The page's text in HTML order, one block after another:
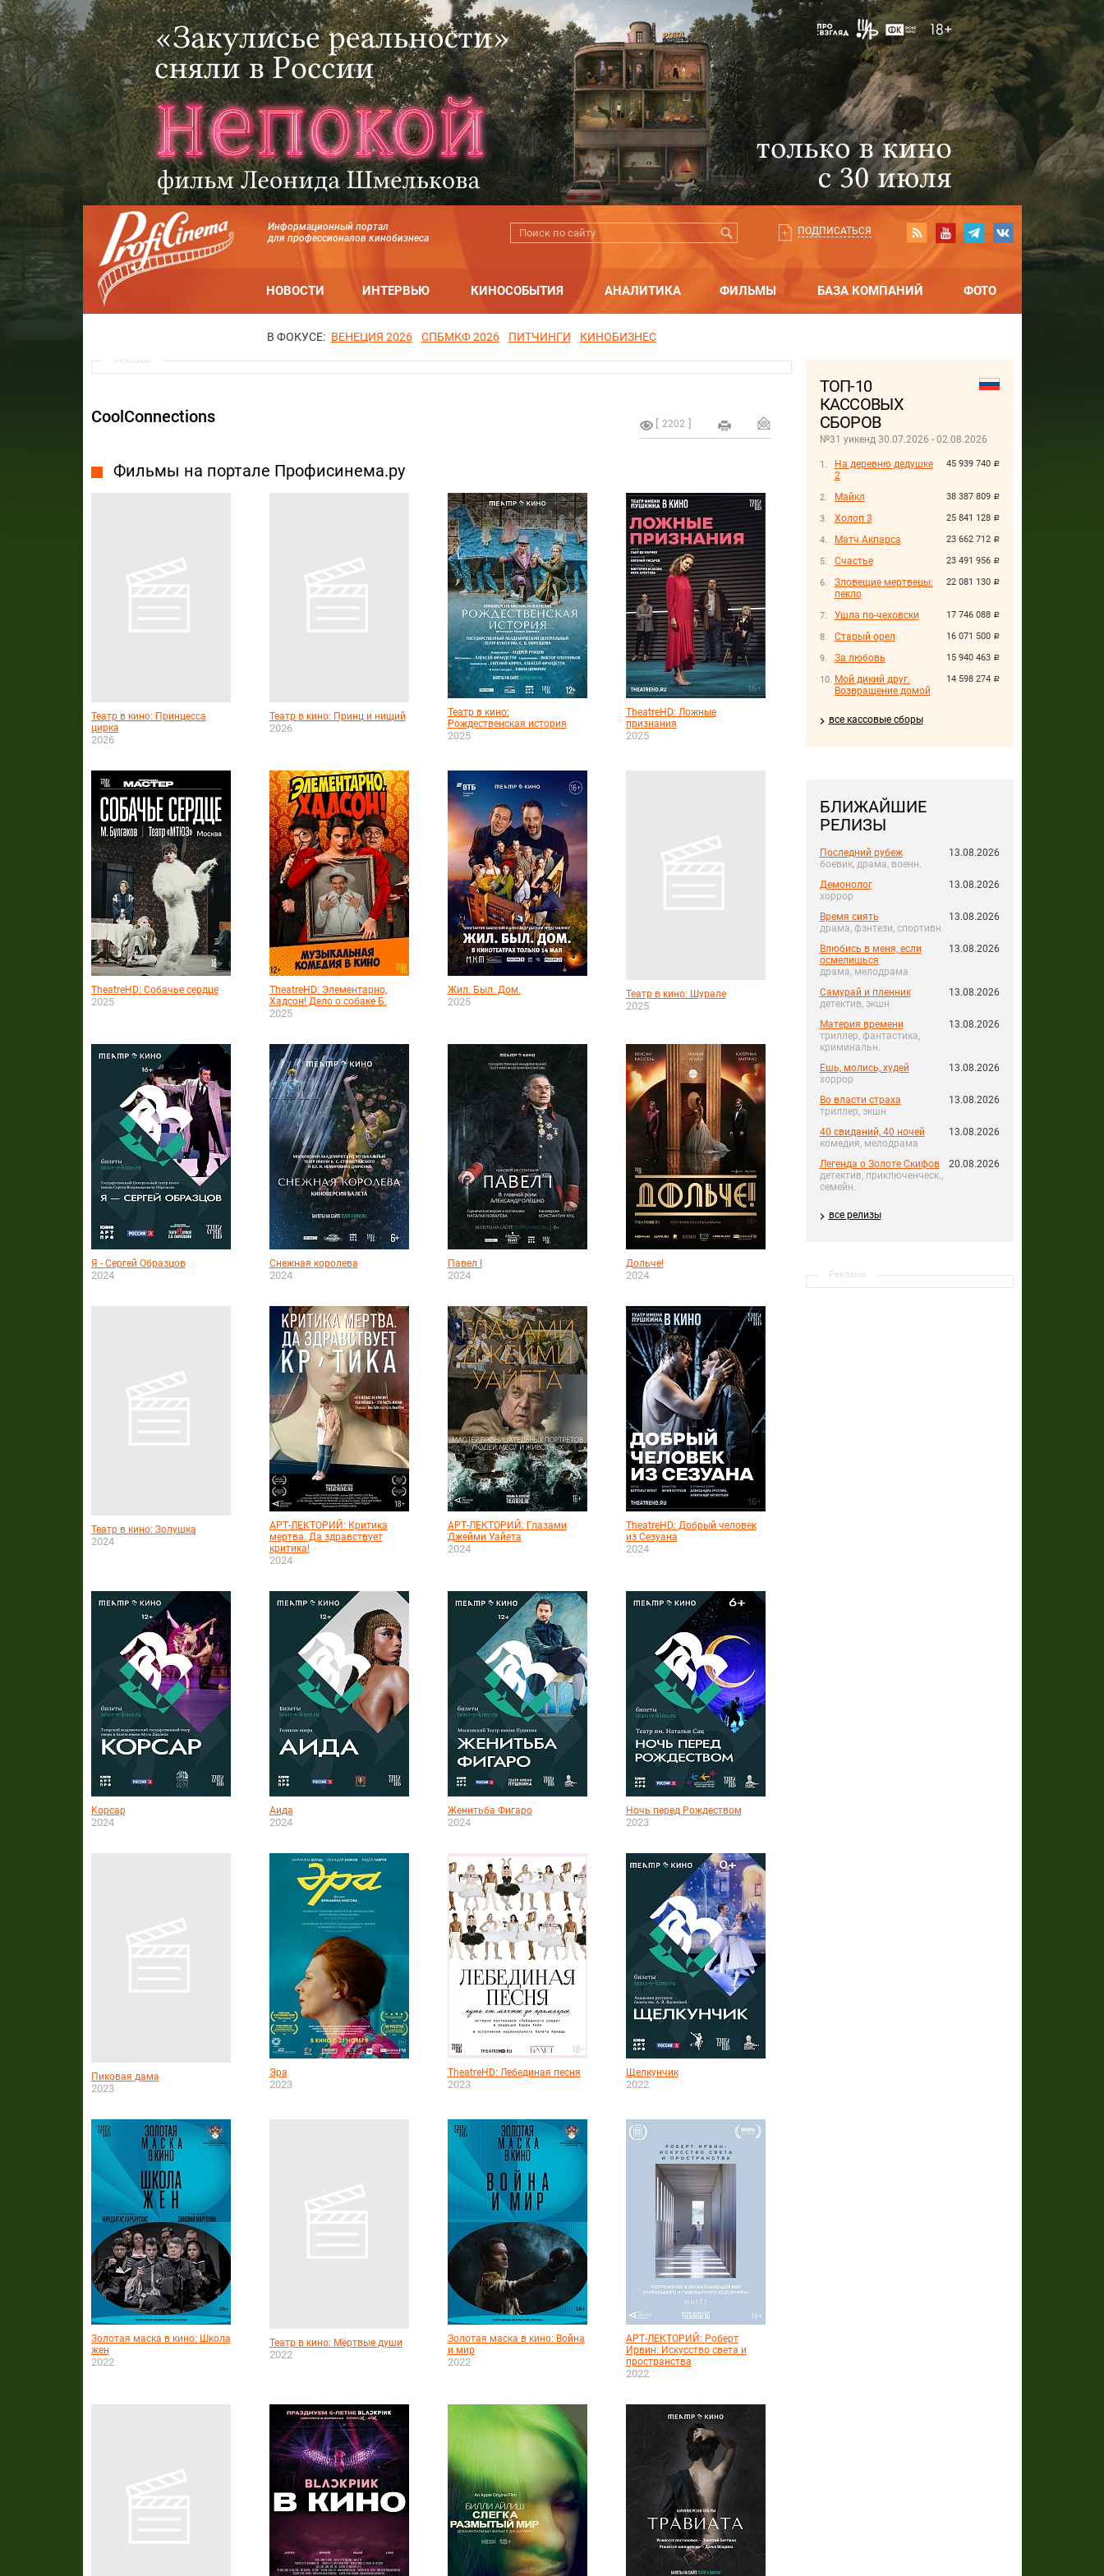
Информационный портал
для профессионалов кинобизнеса
ПОДПИСАТЬСЯ
НОВОСТИ ИНТЕРВЬЮ КИНОСОБЫТИЯ АНАЛИТИКА ФИЛЬМЫ БАЗА КОМПАНИЙ ФОТО
В ФОКУСЕ: ВЕНЕЦИЯ 2026 СПБМКФ 2026 ПИТЧИНГИ КИНОБИЗНЕС
ТОП-10
КАССОВЫХ
СБОРОВ
№31 уикенд 30.07.2026 - 02.08.2026
45 939 740 руб.
На деревню дедушке
2
38 387 809 руб.
Майкл
25 841 128 руб.
Холоп 3
23 662 712 руб.
Матч Акпарса
23 491 956 руб.
Счастье
22 081 130 руб.
Зловещие мертвецы:
пекло
17 746 088 руб.
Ушла по-чеховски
16 071 500 руб.
Старый орел
15 940 463 руб.
За любовь
14 598 274 руб.
Мой дикий друг.
Возвращение домой
все кассовые сборы
БЛИЖАЙШИЕ
РЕЛИЗЫ
Последний рубеж
боевик, драма, военн.
13.08.2026
Демонолог
хоррор
13.08.2026
Время сиять
драма, фэнтези, спортивн.
13.08.2026
Влюбись в меня, если
осмелишься
драма, мелодрама
13.08.2026
Самурай и пленник
детектив, экшн
13.08.2026
Материя времени
триллер, фантастика,
криминальн.
13.08.2026
Ешь, молись, худей
хоррор
13.08.2026
Во власти страха
триллер, экшн
13.08.2026
40 свиданий, 40 ночей
комедия, мелодрама
13.08.2026
Легенда о Золоте Скифов
детектив, приключенческ.,
семейн.
20.08.2026
все релизы
Реклама
Реклама
2202
CoolConnections
Фильмы на портале Профисинема.ру
Театр в кино: Принцесса
цирка
2026
Театр в кино: Принц и нищий
2026
Театр в кино:
Рождественская история
2025
TheatreHD: Ложные
признания
2025
TheatreHD: Собачье сердце
2025
TheatreHD: Элементарно,
Хадсон! Дело о собаке Б.
2025
Жил. Был. Дом.
2025
Театр в кино: Шурале
2025
Я - Сергей Образцов
2024
Снежная королева
2024
Павел I
2024
Дольче!
2024
Театр в кино: Золушка
2024
АРТ-ЛЕКТОРИЙ: Критика
мертва. Да здравствует
критика!
2024
АРТ-ЛЕКТОРИЙ: Глазами
Джейми Уайета
2024
TheatreHD: Добрый человек
из Сезуана
2024
Корсар
2024
Аида
2024
Женитьба Фигаро
2024
Ночь перед Рождеством
2023
Пиковая дама
2023
Эра
2023
TheatreHD: Лебединая песня
2023
Щелкунчик
2022
Золотая маска в кино: Школа
жен
2022
Театр в кино: Мёртвые души
2022
Золотая маска в кино: Война
и мир
2022
АРТ-ЛЕКТОРИЙ: Роберт
Ирвин: Искусство света и
пространства
2022